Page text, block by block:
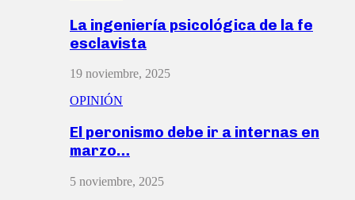
La ingeniería psicológica de la fe
esclavista
19 noviembre, 2025
OPINIÓN
El peronismo debe ir a internas en
marzo…
5 noviembre, 2025